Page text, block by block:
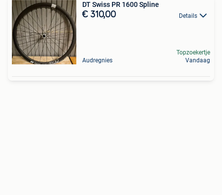
DT Swiss PR 1600 Spline
€ 310,00 Details
Audregnies
Topzoekertje
Vandaag